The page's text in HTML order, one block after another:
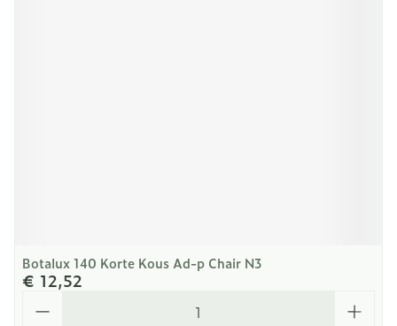
Botalux 140 Korte Kous Ad-p Chair N3
€ 12,52